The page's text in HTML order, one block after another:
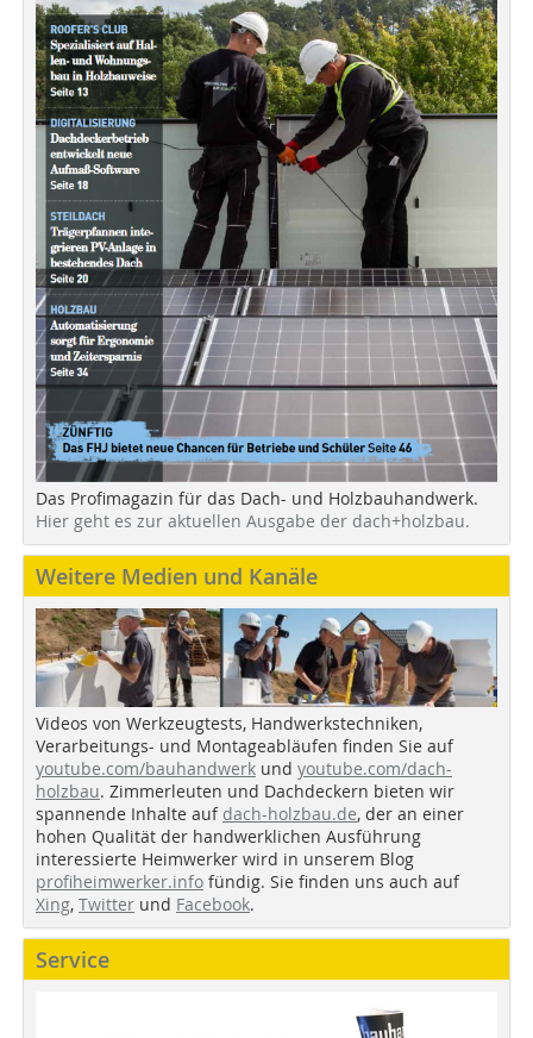
Das Profimagazin für das Dach- und Holzbauhandwerk.
Hier geht es zur aktuellen Ausgabe der dach+holzbau.
Weitere Medien und Kanäle
Videos von Werkzeugtests, Handwerkstechniken,
Verarbeitungs- und Montageabläufen finden Sie auf
youtube.com/bauhandwerk und youtube.com/dach-
holzbau. Zimmerleuten und Dachdeckern bieten wir
spannende Inhalte auf dach-holzbau.de, der an einer
hohen Qualität der handwerklichen Ausführung
interessierte Heimwerker wird in unserem Blog
profiheimwerker.info fündig. Sie finden uns auch auf
Xing, Twitter und Facebook.
Service